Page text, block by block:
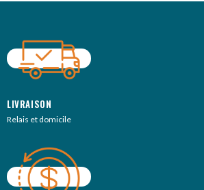
LIVRAISON
Relais et domicile